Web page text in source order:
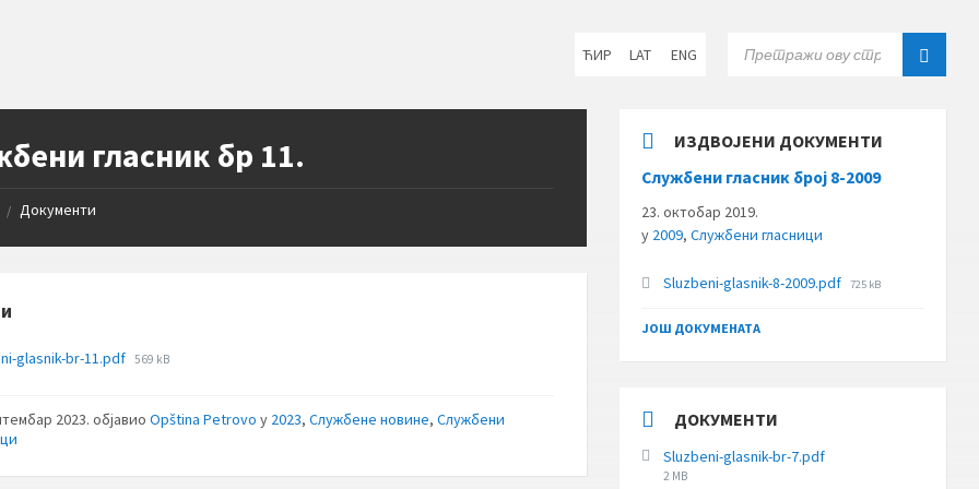
language:
ЋИР LAT ENG
гласник бр 11.
/ Документи
glasnik-br-11.pdf File
569 kB
2023.објавиоOpština Petrovo у 2023,Службене новине,Службени
ИЗДВОЈЕНИ ДОКУМЕНТИ
Службени гласник број 8-2009
23. октобар 2019.
у 2009,Службени гласници
Sluzbeni-glasnik-8-2009.pdf File
725 kB
ЈОШ ДОКУМЕНАТА
ДОКУМЕНТИ
Sluzbeni-glasnik-br-7.pdf
File
2 MB